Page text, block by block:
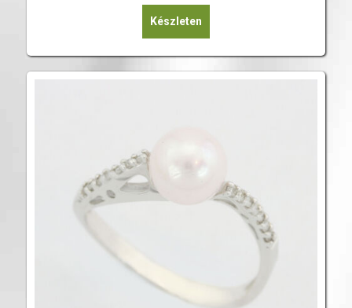
Készleten